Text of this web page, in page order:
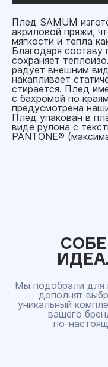
Плед SAMUM
акриловой пряжи,
мягкости и тепла
Благодаря составу
сохраняет
радует внешним
накапливает
стирается. Плед
с бахромой по
предусмотрена
Плед упакован в
виде рулона с
PANTONE®
Мы подобрали для
дополнят
уникальный
вашего